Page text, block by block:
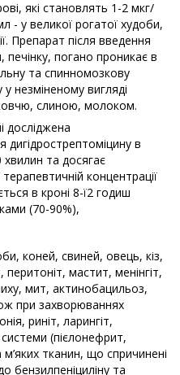
які становлять 1-2 мкг/
- у великої рогатої худоби,
Препарат після введення
печінку, погано проникає в
та спинномозкову
у незміненому вигляді
слиною, молоком.
досліджена
дигідрострептоміцину в
та досягає
концентрації
в кроні 8-ї2 годиш
(70-90%),
коней, свиней, овець, кіз,
мастит, менінгіт,
мит, актинобацильоз,
при захворюваннях
риніт, ларингіт,
(пієлонефрит,
тканин, що спричинені
бензилпеніциліну та